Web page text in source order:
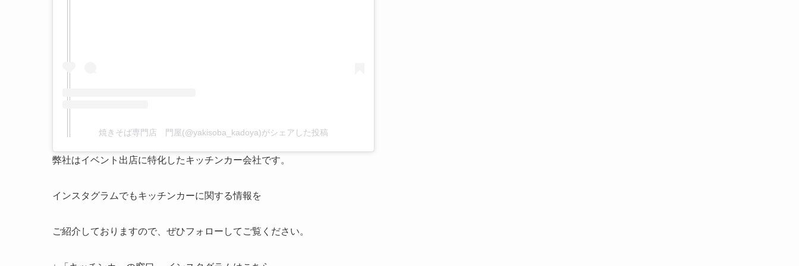
焼きそば専門店 門屋(@yakisoba_kadoya)がシェアした投稿
弊社はイベント出店に特化したキッチンカー会社です。
インスタグラムでもキッチンカーに関する情報を
ご紹介しておりますので、ぜひフォローしてご覧ください。